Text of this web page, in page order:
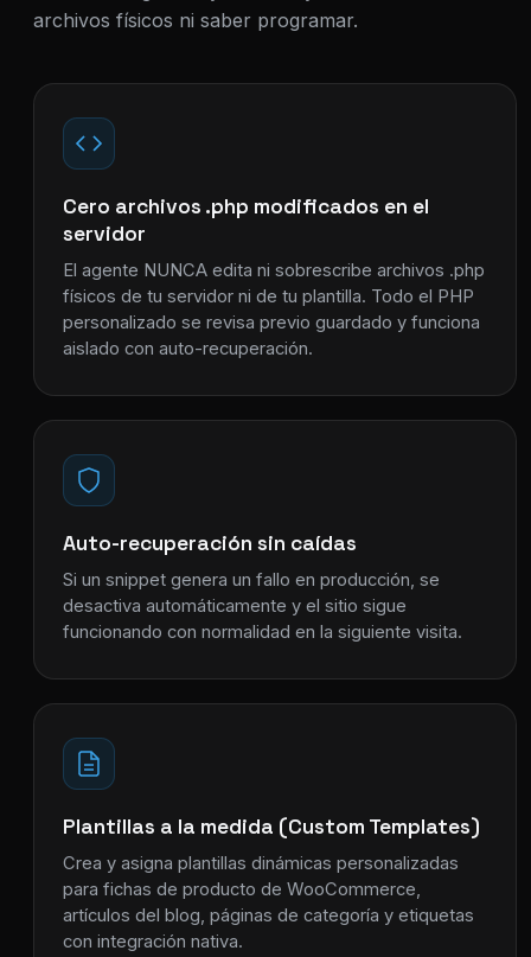
archivos físicos ni saber programar.
Cero archivos .php modificados en el
servidor
El agente NUNCA edita ni sobrescribe archivos .php
físicos de tu servidor ni de tu plantilla. Todo el PHP
personalizado se revisa previo guardado y funciona
aislado con auto-recuperación.
Auto-recuperación sin caídas
Si un snippet genera un fallo en producción, se
desactiva automáticamente y el sitio sigue
funcionando con normalidad en la siguiente visita.
Plantillas a la medida (Custom Templates)
Crea y asigna plantillas dinámicas personalizadas
para fichas de producto de WooCommerce,
artículos del blog, páginas de categoría y etiquetas
con integración nativa.